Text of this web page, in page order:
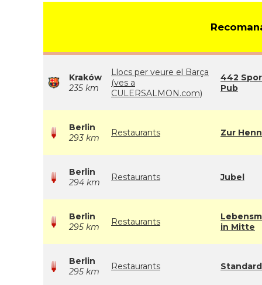
Kraków
235 km
Llocs per veure el Barça
(ves a
CULERSALMON.com)
442
Pub
Berlin
293 km
Restaurants Zur
Berlin
294 km
Restaurants Jubel
Berlin
295 km
Restaurants
in Mitte
Berlin
295 km
Restaurants Standard